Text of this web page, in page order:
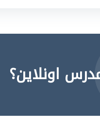
اونلاين؟